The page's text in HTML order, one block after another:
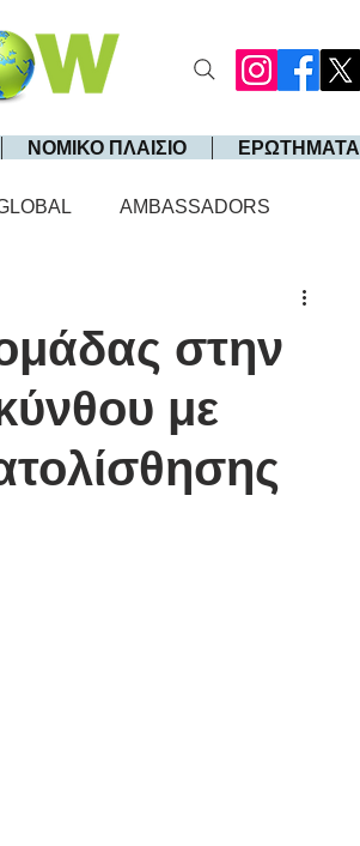
ΝΟΜΙΚΟ ΠΛΑΙΣΙΟ ΕΡΩΤΗΜΑΤΑ
AMBASSADORS
στην
με